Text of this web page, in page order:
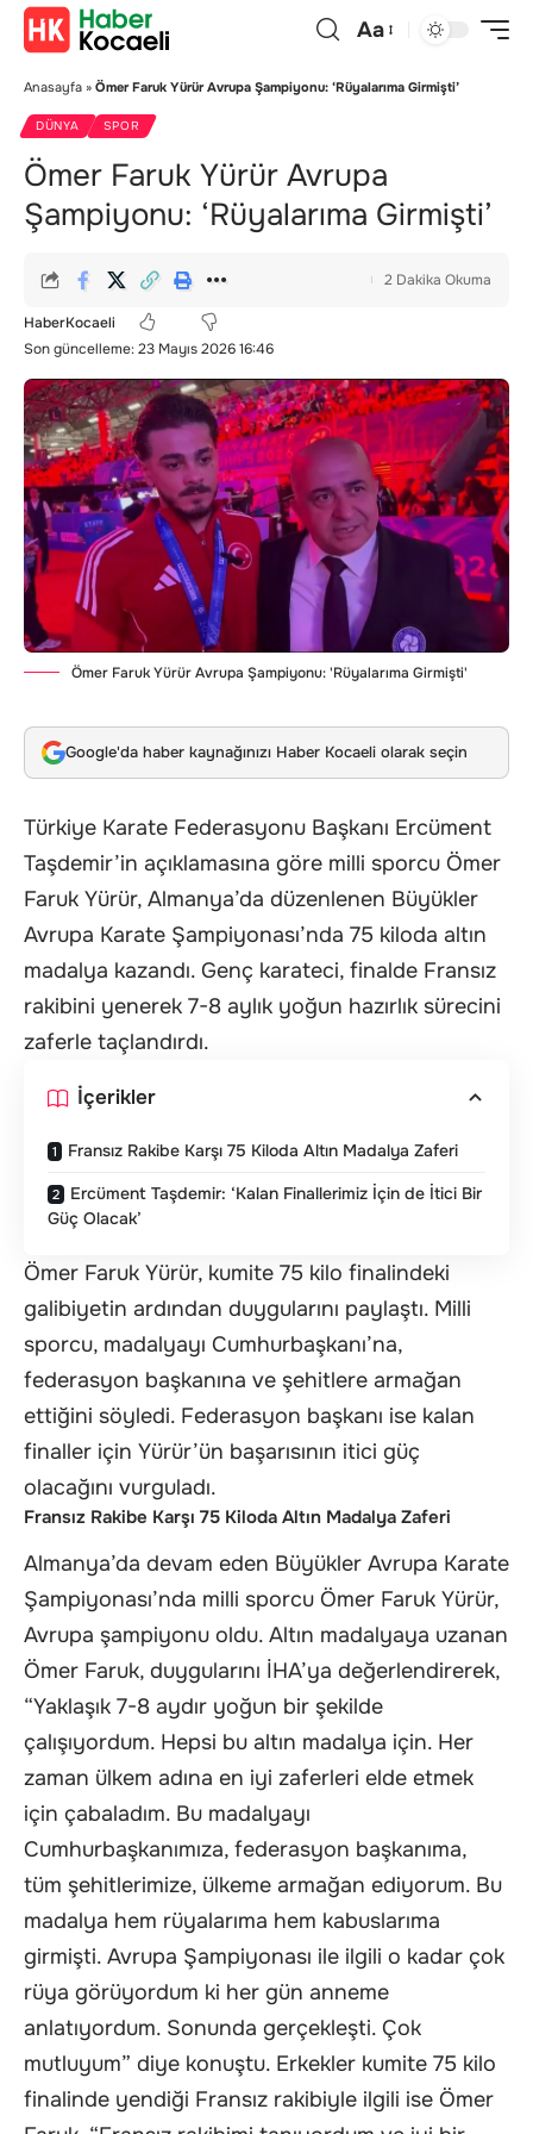
Aa
Anasayfa » Ömer Faruk Yürür Avrupa Şampiyonu: ‘Rüyalarıma Girmişti’
DÜNYA SPOR
Ömer Faruk Yürür Avrupa
Şampiyonu: ‘Rüyalarıma Girmişti’
Son güncelleme: 23 Mayıs 2026 16:46
HaberKocaeli
2 Dakika Okuma
Ömer Faruk Yürür Avrupa Şampiyonu: 'Rüyalarıma Girmişti'
Google'da haber kaynağınızı Haber Kocaeli olarak seçin
Türkiye Karate Federasyonu Başkanı Ercüment
Taşdemir’in açıklamasına göre milli sporcu Ömer
Faruk Yürür, Almanya’da düzenlenen Büyükler
Avrupa Karate Şampiyonası’nda 75 kiloda altın
madalya kazandı. Genç karateci, finalde Fransız
rakibini yenerek 7-8 aylık yoğun hazırlık sürecini
zaferle taçlandırdı.
İçerikler
Fransız Rakibe Karşı 75 Kiloda Altın Madalya Zaferi
Ercüment Taşdemir: ‘Kalan Finallerimiz İçin de İtici Bir
Güç Olacak’
Ömer Faruk Yürür, kumite 75 kilo finalindeki
galibiyetin ardından duygularını paylaştı. Milli
sporcu, madalyayı Cumhurbaşkanı’na,
federasyon başkanına ve şehitlere armağan
ettiğini söyledi. Federasyon başkanı ise kalan
finaller için Yürür’ün başarısının itici güç
olacağını vurguladı.
Fransız Rakibe Karşı 75 Kiloda Altın Madalya Zaferi
Almanya’da devam eden Büyükler Avrupa Karate
Şampiyonası’nda milli sporcu Ömer Faruk Yürür,
Avrupa şampiyonu oldu. Altın madalyaya uzanan
Ömer Faruk, duygularını İHA’ya değerlendirerek,
“Yaklaşık 7-8 aydır yoğun bir şekilde
çalışıyordum. Hepsi bu altın madalya için. Her
zaman ülkem adına en iyi zaferleri elde etmek
için çabaladım. Bu madalyayı
Cumhurbaşkanımıza, federasyon başkanıma,
tüm şehitlerimize, ülkeme armağan ediyorum. Bu
madalya hem rüyalarıma hem kabuslarıma
girmişti. Avrupa Şampiyonası ile ilgili o kadar çok
rüya görüyordum ki her gün anneme
anlatıyordum. Sonunda gerçekleşti. Çok
mutluyum” diye konuştu. Erkekler kumite 75 kilo
finalinde yendiği Fransız rakibiyle ilgili ise Ömer